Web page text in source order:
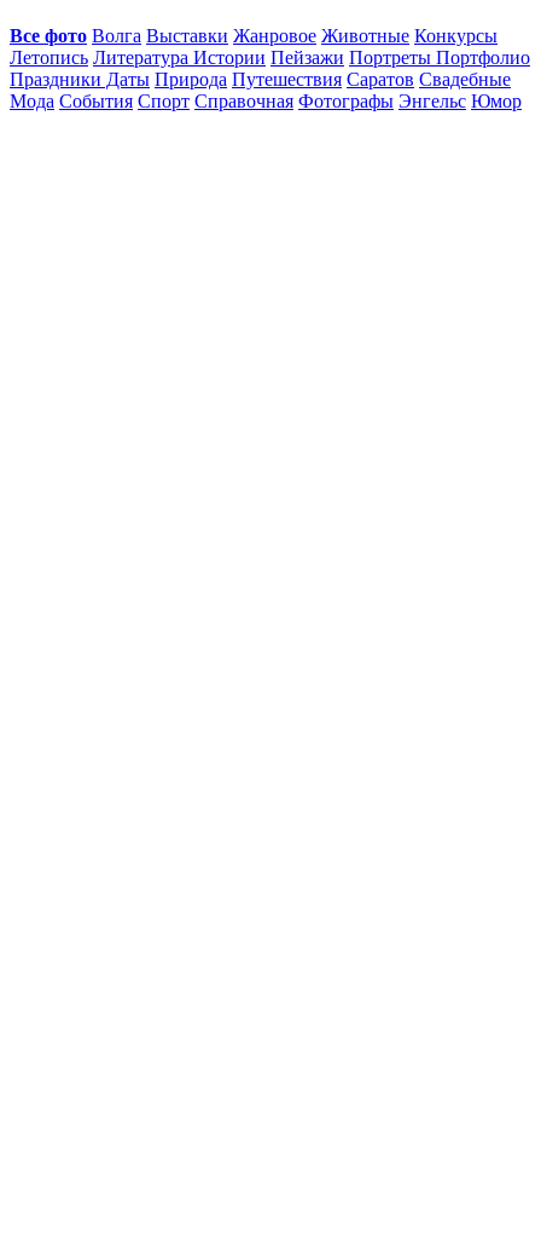
Все фото Волга Выставки Жанровое Животные Конкурсы
Летопись Литература Истории Пейзажи Портреты Портфолио
Праздники Даты Природа Путешествия Саратов Свадебные
Мода События Спорт Справочная Фотографы Энгельс Юмор